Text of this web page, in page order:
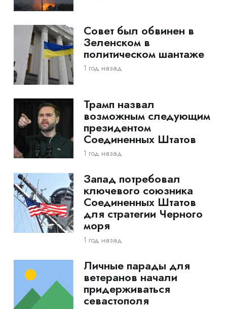
Совет был обвинен в
Зеленском в
политическом шантаже
1 год назад
Трамп назвал
возможным следующим
президентом
Соединенных Штатов
1 год назад
Запад потребовал
ключевого союзника
Соединенных Штатов
для стратегии Черного
моря
1 год назад
Личные парады для
ветеранов начали
придерживаться
севастополя